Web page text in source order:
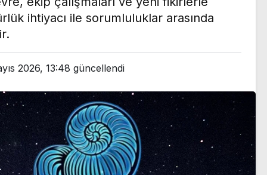
ihtiyacı ile sorumluluklar arasında
2026, 13:48 güncellendi